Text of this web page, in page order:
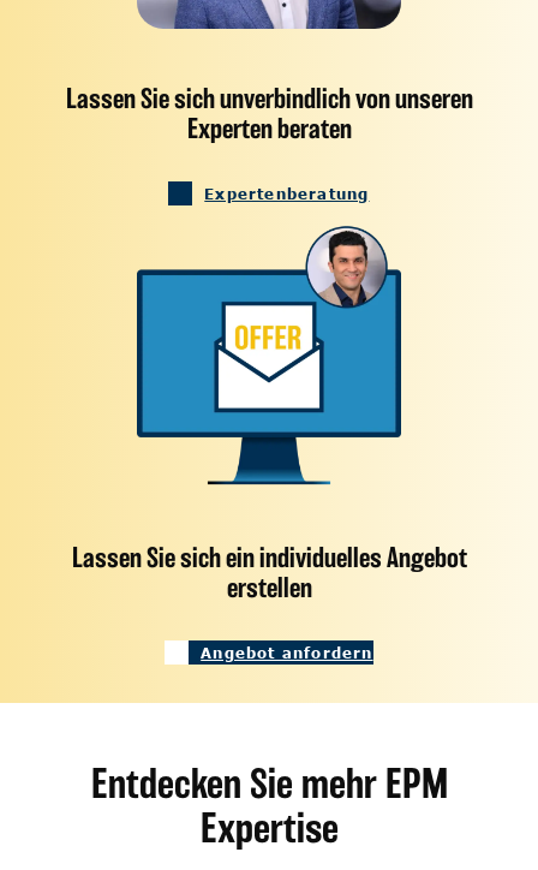
Lassen Sie sich unverbindlich von unseren
Experten beraten
Expertenberatung
Lassen Sie sich ein individuelles Angebot
erstellen
Angebot anfordern
Entdecken Sie mehr EPM
Expertise